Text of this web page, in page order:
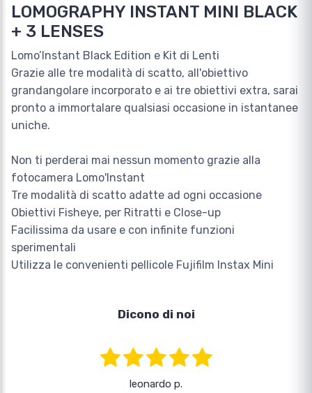
LOMOGRAPHY INSTANT MINI BLACK
+ 3 LENSES
Lomo’Instant Black Edition e Kit di Lenti
Grazie alle tre modalità di scatto, all'obiettivo
grandangolare incorporato e ai tre obiettivi extra, sarai
pronto a immortalare qualsiasi occasione in istantanee
uniche.
Non ti perderai mai nessun momento grazie alla
fotocamera Lomo'Instant
Tre modalità di scatto adatte ad ​ogni occasione
Obiettivi Fisheye, per Ritratti e Close-up
Facilissima da usare e con infinite funzioni
sperimentali
Utilizza le convenienti pellicole Fujifilm Instax Mini
Dicono di noi
leonardo p.